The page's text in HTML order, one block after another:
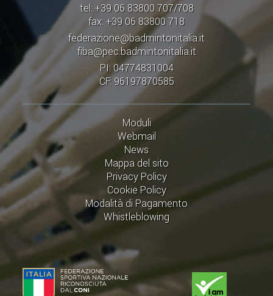
tel: +39 06 83800 707/708
fax: +39 06 83800 718
federazione@badmintonitalia.it
fiba@pec.badmintonitalia.it
PI: 04774831004
CF: 96197870585
Moduli
Webmail
News
Mappa del sito
Privacy Policy
Cookie Policy
Modalità di Pagamento
Whistleblowing